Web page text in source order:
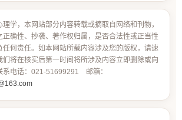
理学，本网站部分内容转载或摘取自网络和刊物，
正确性、抄袭、著作权归属，是否合法性或正当性
任何责任。如本网站所载内容涉及您的版权，请速
将在核实后第一时间将所涉及内容立即删除或向
系电话：021-51699291 邮箱：